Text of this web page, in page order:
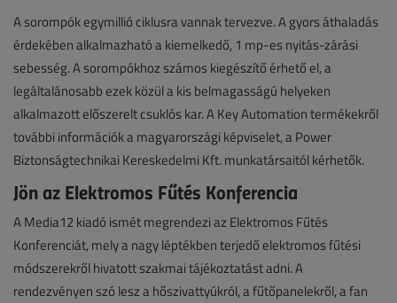
A sorompók egymillió ciklusra vannak tervezve. A gyors áthaladás
érdekében alkalmazható a kiemelkedő, 1 mp-es nyitás-zárási
sebesség. A sorompókhoz számos kiegészítő érhető el, a
legáltalánosabb ezek közül a kis belmagasságú helyeken
alkalmazott előszerelt csuklós kar. A Key Automation termékekről
további információk a magyarországi képviselet, a Power
Biztonságtechnikai Kereskedelmi Kft. munkatársaitól kérhetők.
Jön az Elektromos Fűtés Konferencia
A Media12 kiadó ismét megrendezi az Elektromos Fűtés
Konferenciát, mely a nagy léptékben terjedő elektromos fűtési
módszerekről hivatott szakmai tájékoztatást adni. A
rendezvényen szó lesz a hőszivattyúkról, a fűtőpanelekről, a fan